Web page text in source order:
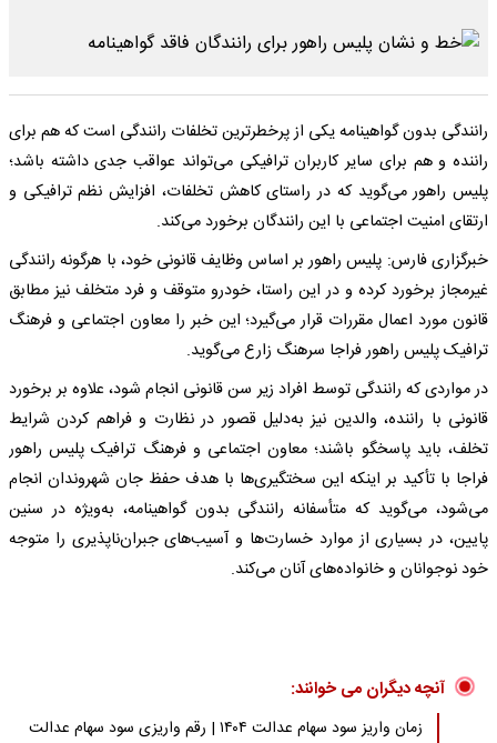
رانندگی بدون گواهینامه یکی از پرخطرترین تخلفات رانندگی است که هم برای
راننده و هم برای سایر کاربران ترافیکی می‌تواند عواقب جدی داشته باشد؛
پلیس راهور می‌گوید که در راستای کاهش تخلفات، افزایش نظم ترافیکی و
ارتقای امنیت اجتماعی با این رانندگان برخورد می‌کند.
خبرگزاری فارس: پلیس راهور بر اساس وظایف قانونی خود، با هرگونه رانندگی
غیرمجاز برخورد کرده و در این راستا، خودرو متوقف و فرد متخلف نیز مطابق
قانون مورد اعمال مقررات قرار می‌گیرد؛ این خبر را معاون اجتماعی و فرهنگ
ترافیک پلیس راهور فراجا سرهنگ زارع می‌گوید.
در مواردی که رانندگی توسط افراد زیر سن قانونی انجام شود، علاوه بر برخورد
قانونی با راننده، والدین نیز به‌دلیل قصور در نظارت و فراهم کردن شرایط
تخلف، باید پاسخگو باشند؛ معاون اجتماعی و فرهنگ ترافیک پلیس راهور
فراجا با تأکید بر اینکه این سختگیری‌ها با هدف حفظ جان شهروندان انجام
می‌شود، می‌گوید که متأسفانه رانندگی بدون گواهینامه، به‌ویژه در سنین
پایین، در بسیاری از موارد خسارت‌ها و آسیب‌های جبران‌ناپذیری را متوجه
خود نوجوانان و خانواده‌های آنان می‌کند.
آنچه دیگران می خوانند:
زمان واریز سود سهام عدالت ۱۴۰۴ | رقم واریزی سود سهام عدالت